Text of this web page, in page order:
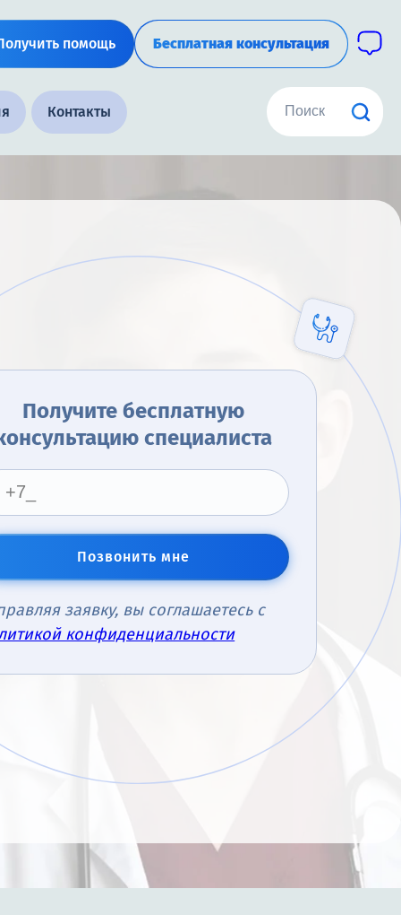
помощь Бесплатная консультация
Контакты
Получите бесплатную
специалиста
Позвонить мне
заявку, вы соглашаетесь с
конфиденциальности